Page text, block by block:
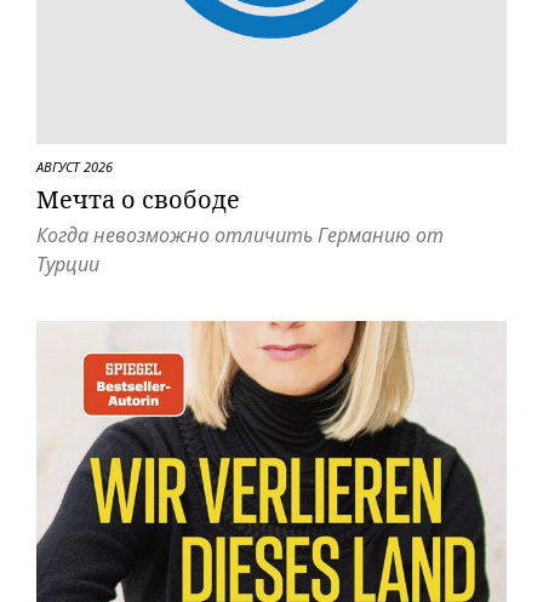
АВГУСТ 2026
Мечта о свободе
Когда невозможно отличить Германию от
Турции